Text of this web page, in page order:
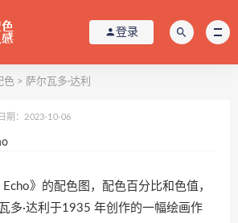
登录
色 > 萨尔瓦多·达利
期：2023-10-06
》的配色图，配色百分比和色值，
多·达利于1935 年创作的一幅绘画作